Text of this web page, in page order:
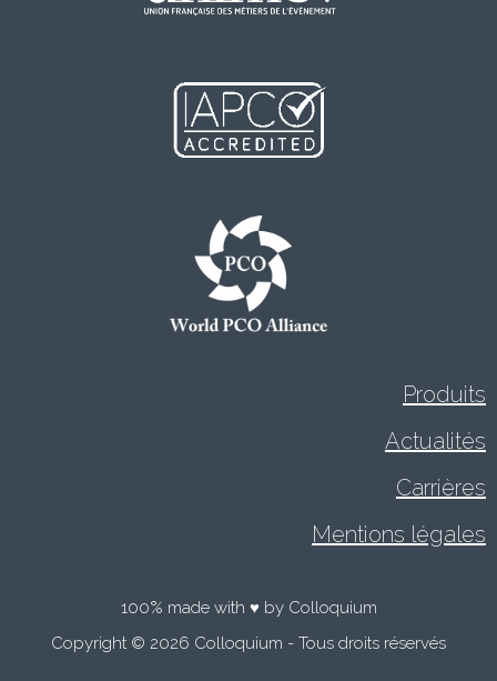
Produits
Actualités
Carrières
Mentions légales
100% made with ♥ by Colloquium
Copyright © 2026 Colloquium - Tous droits réservés